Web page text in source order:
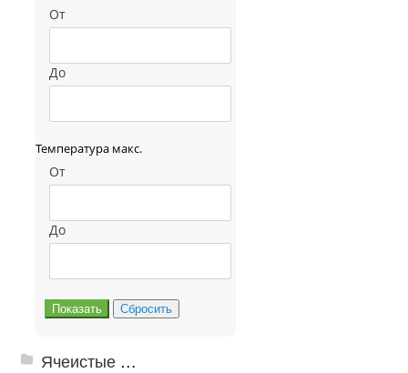
От
До
Температура макс.
От
До
Ячеистые грязезащитные покрытия